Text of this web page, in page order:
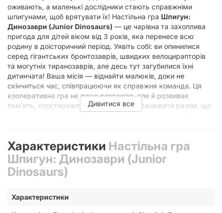
оживають, а маленькі дослідники стають справжніми
шпигунами, щоб врятувати їх! Настільна гра Шпигун:
Динозаври (Junior Dinosaurs) — це чарівна та захоплива
пригода для дітей віком від 3 років, яка перенесе всю
родину в доісторичний період. Уявіть собі: ви опинилися
серед гігантських бронтозаврів, швидких велоцирапторів
та могутніх тиранозаврів, але десь тут загубилися їхні
дитинчата! Ваша місія — віднайти малюків, доки не
скінчиться час, співпрацюючи як справжня команда. Ця
кооперативна гра не лише розважає, але й розвиває
пам'ять, спостережливість та вміння працювати разом, що
Відкрийте Світ Доісторичних
Пригод: Настільна гра Шпигун:
Динозаври (Junior Dinosaurs)
більше, ніж просто розвага. Це віконце у світ давніх ящерів,
Дивитися все
Характеристики Настільна гра
Шпигун: Динозаври (Junior
Dinosaurs)
Характеристики